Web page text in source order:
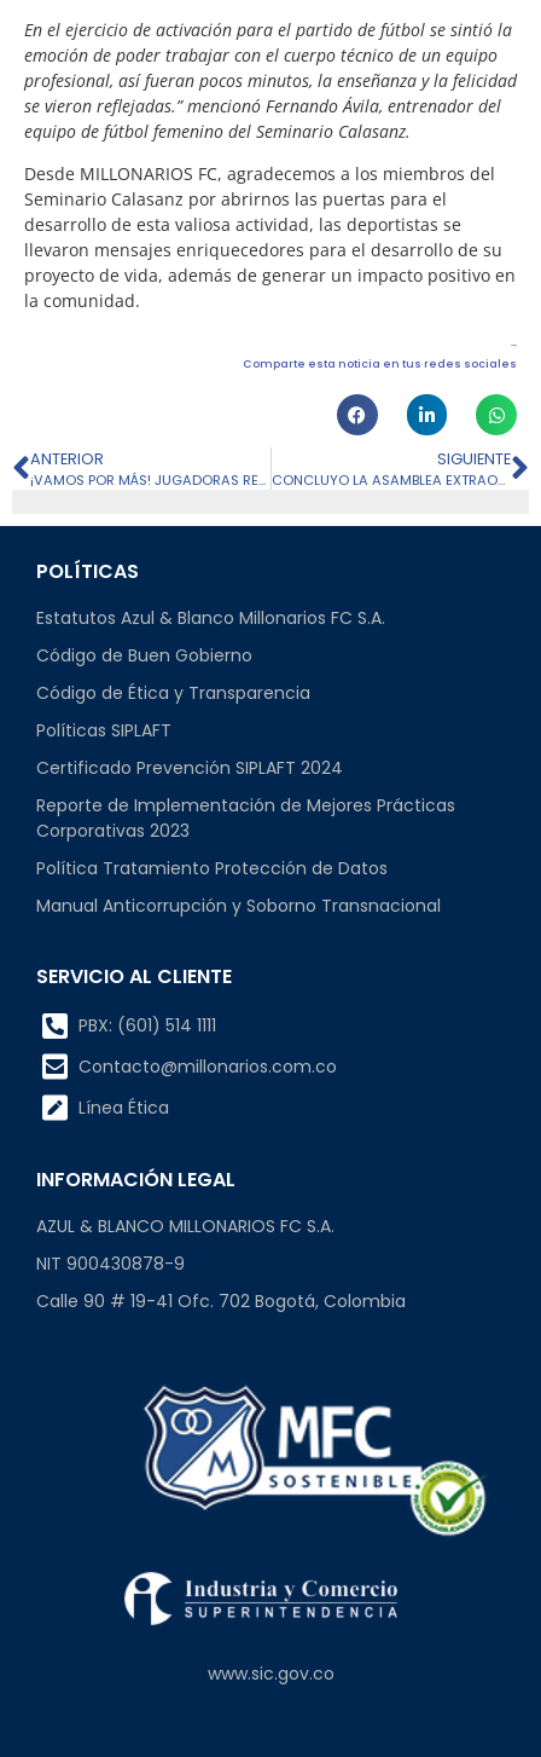
En el ejercicio de activación para el partido de fútbol se sintió la
emoción de poder trabajar con el cuerpo técnico de un equipo
profesional, así fueran pocos minutos, la enseñanza y la felicidad
se vieron reflejadas.” mencionó Fernando Ávila, entrenador del
equipo de fútbol femenino del Seminario Calasanz.
Desde MILLONARIOS FC, agradecemos a los miembros del
Seminario Calasanz por abrirnos las puertas para el
desarrollo de esta valiosa actividad, las deportistas se
llevaron mensajes enriquecedores para el desarrollo de su
proyecto de vida, además de generar un impacto positivo en
la comunidad.
Comparte esta noticia en tus redes sociales
ANTERIOR
¡VAMOS POR MÁS! JUGADORAS RENOVADAS PARA EL 2025
SIGUIENTE
CONCLUYO LA ASAMBLEA EXTRAORDINARIA DE ACCIONISTAS
POLÍTICAS
Estatutos Azul & Blanco Millonarios FC S.A.
Código de Buen Gobierno
Código de Ética y Transparencia
Políticas SIPLAFT
Certificado Prevención SIPLAFT 2024
Reporte de Implementación de Mejores Prácticas
Corporativas 2023
Política Tratamiento Protección de Datos
Manual Anticorrupción y Soborno Transnacional
SERVICIO AL CLIENTE
PBX: (601) 514 1111
Contacto@millonarios.com.co
Línea Ética
INFORMACIÓN LEGAL
AZUL & BLANCO MILLONARIOS FC S.A.
NIT 900430878-9
Calle 90 # 19-41 Ofc. 702 Bogotá, Colombia
www.sic.gov.co